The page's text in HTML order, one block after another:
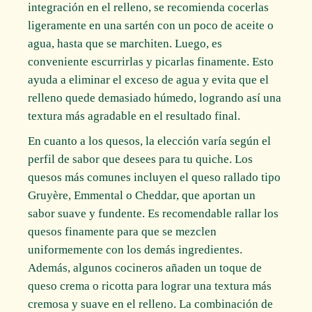
integración en el relleno, se recomienda cocerlas
ligeramente en una sartén con un poco de aceite o
agua, hasta que se marchiten. Luego, es
conveniente escurrirlas y picarlas finamente. Esto
ayuda a eliminar el exceso de agua y evita que el
relleno quede demasiado húmedo, logrando así una
textura más agradable en el resultado final.
En cuanto a los quesos, la elección varía según el
perfil de sabor que desees para tu quiche. Los
quesos más comunes incluyen el queso rallado tipo
Gruyère, Emmental o Cheddar, que aportan un
sabor suave y fundente. Es recomendable rallar los
quesos finamente para que se mezclen
uniformemente con los demás ingredientes.
Además, algunos cocineros añaden un toque de
queso crema o ricotta para lograr una textura más
cremosa y suave en el relleno. La combinación de